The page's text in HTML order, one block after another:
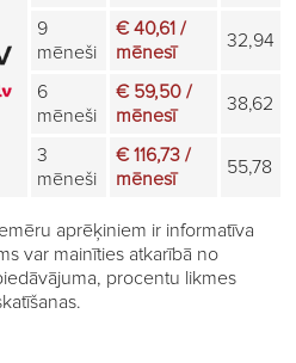
9
mēneši
€ 40,61 /
mēnesī
32,94
6
mēneši
€ 59,50 /
mēnesī
38,62
3
mēneši
€ 116,73 /
mēnesī
55,78
aprēķiniem ir informatīva
var mainīties atkarībā no
procentu likmes